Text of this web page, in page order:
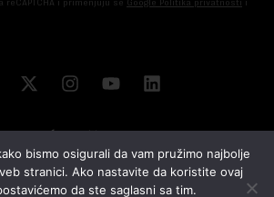
bismo osigurali da vam pružimo najbolje
stranici. Ako nastavite da koristite ovaj
da ste saglasni sa tim.